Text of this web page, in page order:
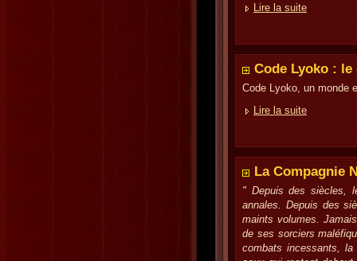
Lire la suite
Code Lyoko :
Code Lyoko, un monde
Lire la suite
La Compagnie
" Depuis des siècles,
annales. Depuis des
maints volumes.
de ses sorciers
combats incessants,